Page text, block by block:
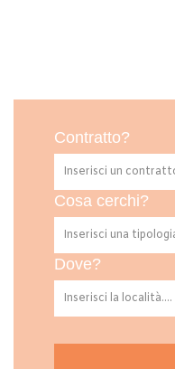
Contratto?
Cosa cerchi?
Dove?